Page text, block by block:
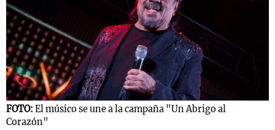
FOTO: El músico se une a la campaña "Un Abrigo al
Corazón"